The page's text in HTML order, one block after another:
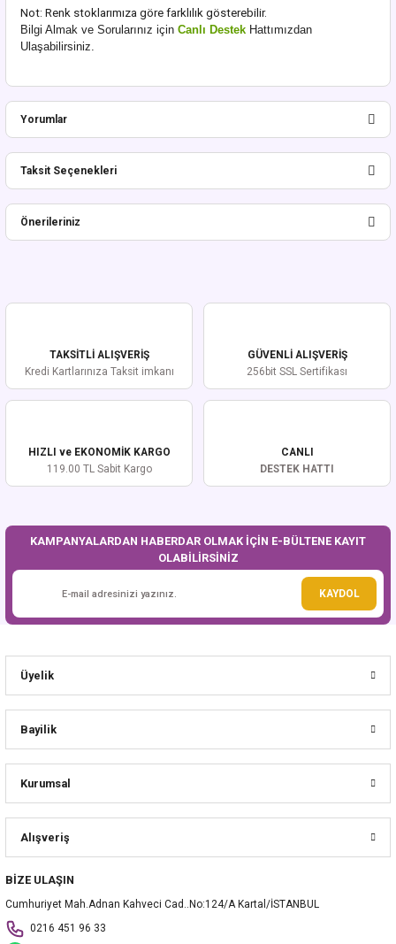
Not: Renk stoklarımıza göre farklılık gösterebilir.
Bilgi Almak ve Sorularınız için Canlı Destek Hattımızdan
Ulaşabilirsiniz.
Yorumlar
Bu ürüne ilk yorumu siz yapın!
Taksit Seçenekleri
Önerileriniz
Ürün resmi kalitesiz, bozuk veya görüntülenemiyor.
Ürün fiyatı diğer sitelerden daha pahalı.
Bu ürüne benzer farklı alternatifler olmalı.
TAKSİTLİ ALIŞVERİŞ
Kredi Kartlarınıza Taksit imkanı
GÜVENLİ ALIŞVERİŞ
256bit SSL Sertifikası
HIZLI ve EKONOMİK KARGO
119.00 TL Sabit Kargo
CANLI
DESTEK HATTI
KAMPANYALARDAN HABERDAR OLMAK İÇİN E-BÜLTENE KAYIT
OLABİLİRSİNİZ
KAYDOL
Üyelik
Bayilik
Kurumsal
Alışveriş
BİZE ULAŞIN
Cumhuriyet Mah.Adnan Kahveci Cad..No:124/A Kartal/İSTANBUL
0216 451 96 33